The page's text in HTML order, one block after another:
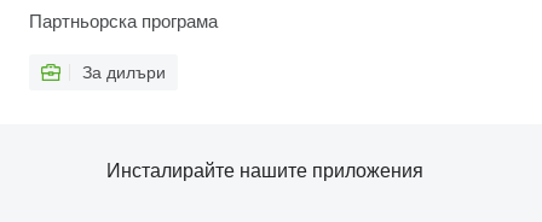
Партньорска програма
За дилъри
Инсталирайте нашите приложения